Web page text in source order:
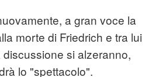
a gran voce la
morte di Friedrich e tra lui
si alzeranno,
lo "spettacolo".